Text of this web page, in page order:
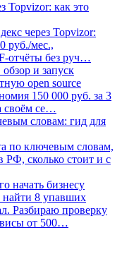
Topvizor: как это
через Topvizor:
руб./мес.,
отчёты без руч…
и запуск
open source
150 000 руб. за 3
се…
словам: гид для
по ключевым словам,
РФ, сколько стоит и с
начать бизнесу
8 упавших
Разбираю проверку
от 500…